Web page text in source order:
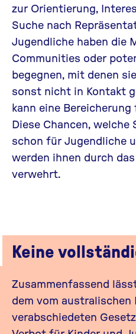
zur Orientierung,
Suche nach
Jugendliche haben die
Communities oder
begegnen, mit denen
sonst nicht in Kontakt
kann eine
Diese Chancen, welche
schon für Jugendliche
werden ihnen durch
verwehrt.
Keine
Zusammenfassend
dem vom australischen
verabschiedeten